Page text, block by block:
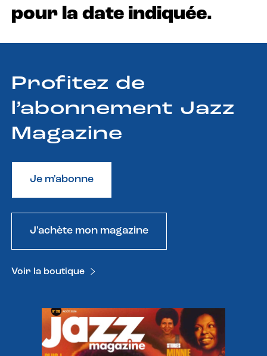
pour la date indiquée.
Profitez de
l’abonnement Jazz
Magazine
Je m'abonne
J'achète mon magazine
Voir la boutique